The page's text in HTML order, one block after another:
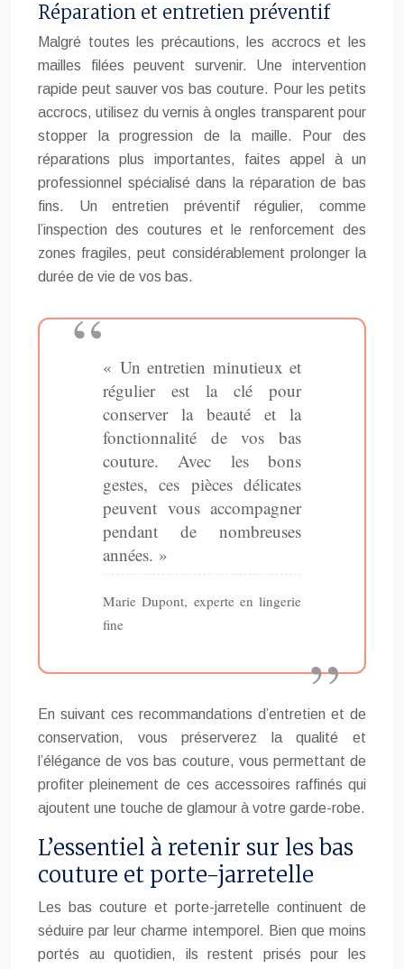
Réparation et entretien préventif
Malgré toutes les précautions, les accrocs et les
mailles filées peuvent survenir. Une intervention
rapide peut sauver vos bas couture. Pour les petits
accrocs, utilisez du vernis à ongles transparent pour
stopper la progression de la maille. Pour des
réparations plus importantes, faites appel à un
professionnel spécialisé dans la réparation de bas
fins. Un entretien préventif régulier, comme
l’inspection des coutures et le renforcement des
zones fragiles, peut considérablement prolonger la
durée de vie de vos bas.
« Un entretien minutieux et
régulier est la clé pour
conserver la beauté et la
fonctionnalité de vos bas
couture. Avec les bons
gestes, ces pièces délicates
peuvent vous accompagner
pendant de nombreuses
années. »
Marie Dupont, experte en lingerie
fine
En suivant ces recommandations d’entretien et de
conservation, vous préserverez la qualité et
l’élégance de vos bas couture, vous permettant de
profiter pleinement de ces accessoires raffinés qui
ajoutent une touche de glamour à votre garde-robe.
L’essentiel à retenir sur les bas
couture et porte-jarretelle
Les bas couture et porte-jarretelle continuent de
séduire par leur charme intemporel. Bien que moins
portés au quotidien, ils restent prisés pour les